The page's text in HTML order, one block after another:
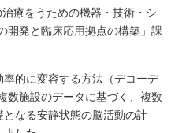
療をうための機器・技術・シ
開発と臨床応用拠点の構築」課
的に変容する方法（デコーデ
数施設のデータに基づく、複数
なる安静状態の脳活動の計